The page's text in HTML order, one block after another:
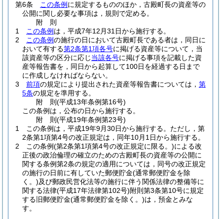
第6条
この条例 に規定するもののほか，古殿町長の資産等の
公開に関し必要な事項は，規則で定める。
附 則
1
この条例 は，平成7年12月31日から施行する。
2
この条例の施行の日において古殿町長である者は，同日に
おいて有する第2条第1項各号に掲げる資産等について，当
該資産等の区分に応じ当該各号に掲げる事項を記載した資
産等報告書を，同日から起算して100日を経過する日まで
に作成しなければならない。
3
前項の規定により提出された資産等報告書については， 第
5条の規定を準用する。
附 則(平成13年条例第16号)
この条例は，公布の日から施行する。
附 則(平成19年条例第23号)
1
この条例は，平成19年9月30日から施行する。 ただし，第
2条第1項第4号の改正規定は，同年10月1日から施行する。
2
この条例(第2条第1項第4号の改正規定に限る。)による改
正後の政治倫理の確立のための古殿町長の資産等の公開に
関する条例第2条の規定の適用については，同号の改正規定
の施行の日前に有していた郵便貯金(通常郵便貯金を除
く。)及び郵政民営化法等の施行に伴う関係法律の整備等に
関する法律(平成17年法律第102号)附則第3条第10号に規定
する旧郵便貯金(通常郵便貯金を除く。)は，預金とみな
す。